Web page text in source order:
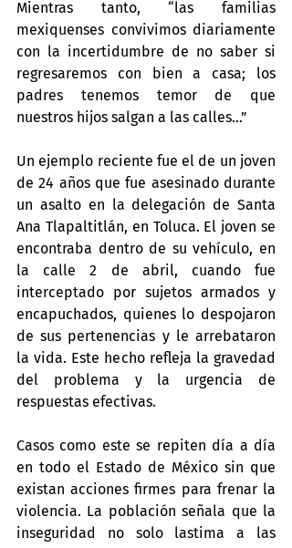
Mientras tanto, “las familias
mexiquenses convivimos diariamente
con la incertidumbre de no saber si
regresaremos con bien a casa; los
padres tenemos temor de que
nuestros hijos salgan a las calles…”
Un ejemplo reciente fue el de un joven
de 24 años que fue asesinado durante
un asalto en la delegación de Santa
Ana Tlapaltitlán, en Toluca. El joven se
encontraba dentro de su vehículo, en
la calle 2 de abril, cuando fue
interceptado por sujetos armados y
encapuchados, quienes lo despojaron
de sus pertenencias y le arrebataron
la vida. Este hecho refleja la gravedad
del problema y la urgencia de
respuestas efectivas.
Casos como este se repiten día a día
en todo el Estado de México sin que
existan acciones firmes para frenar la
violencia. La población señala que la
inseguridad no solo lastima a las